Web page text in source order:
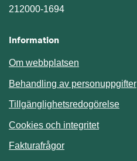
212000-1694
Information
Om webbplatsen
Behandling av personuppgifter
Tillgänglighetsredogörelse
Cookies och integritet
Fakturafrågor